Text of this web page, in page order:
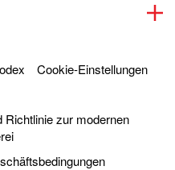
Cookie-Einstellungen
zur modernen